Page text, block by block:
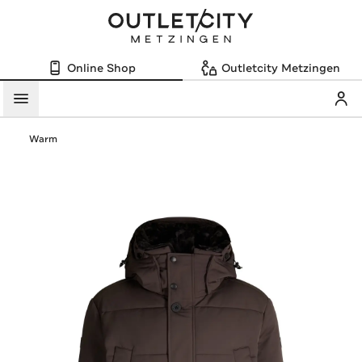
Online Shop Outletcity Metzingen
Menü
Warm